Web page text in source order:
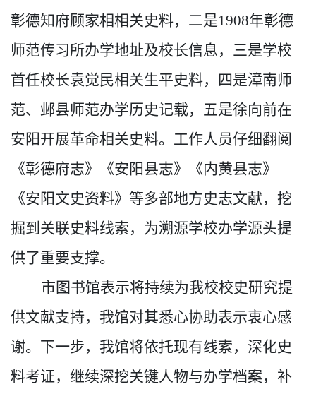
彰德知府顾家相相关史料，二是1908年彰德
师范传习所办学地址及校长信息，三是学校
首任校长袁觉民相关生平史料，四是漳南师
范、邺县师范办学历史记载，五是徐向前在
安阳开展革命相关史料。工作人员仔细翻阅
《彰德府志》《安阳县志》《内黄县志》
《安阳文史资料》等多部地方史志文献，挖
掘到关联史料线索，为溯源学校办学源头提
供了重要支撑。
市图书馆表示将持续为我校校史研究提
供文献支持，我馆对其悉心协助表示衷心感
谢。下一步，我馆将依托现有线索，深化史
料考证，继续深挖关键人物与办学档案，补